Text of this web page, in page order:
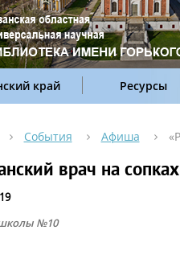
край Ресурсы
События Афиша
врач на
№10